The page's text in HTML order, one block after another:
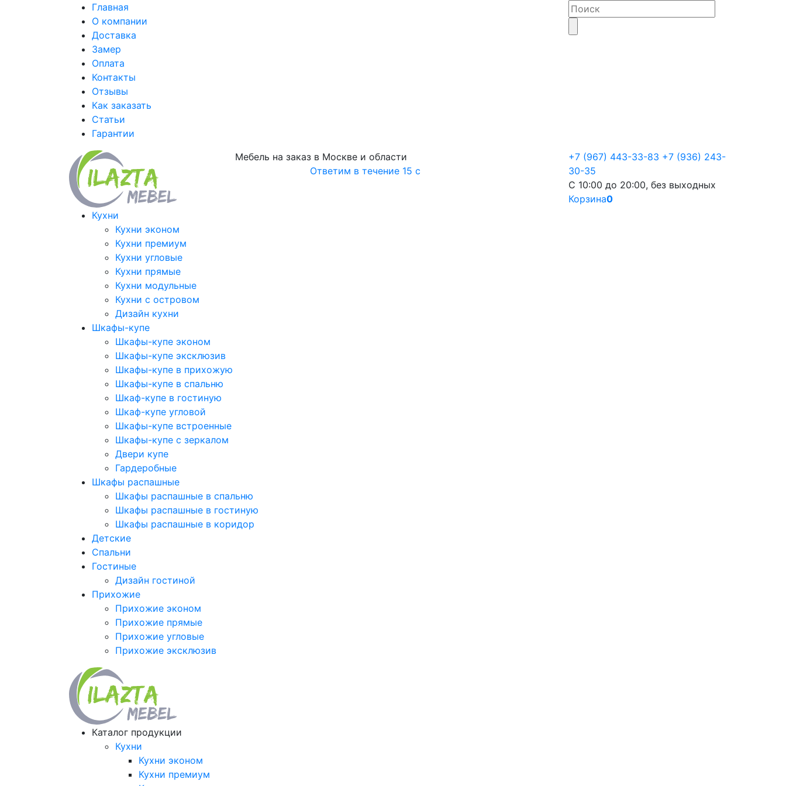
Главная
О компании
Доставка
Замер
Оплата
Контакты
Отзывы
Как заказать
Статьи
Гарантии
Мебель на заказ в Москве и области
Ответим в течение 15 с
+7 (967) 443-33-83 +7 (936) 243-
30-35
С 10:00 до 20:00, без выходных
Корзина0
Кухни
Кухни эконом
Кухни премиум
Кухни угловые
Кухни прямые
Кухни модульные
Кухни с островом
Дизайн кухни
Шкафы-купе
Шкафы-купе эконом
Шкафы-купе эксклюзив
Шкафы-купе в прихожую
Шкафы-купе в спальню
Шкаф-купе в гостиную
Шкаф-купе угловой
Шкафы-купе встроенные
Шкафы-купе с зеркалом
Двери купе
Гардеробные
Шкафы распашные
Шкафы распашные в спальню
Шкафы распашные в гостиную
Шкафы распашные в коридор
Детские
Спальни
Гостиные
Дизайн гостиной
Прихожие
Прихожие эконом
Прихожие прямые
Прихожие угловые
Прихожие эксклюзив
Каталог продукции
Кухни
Кухни эконом
Кухни премиум